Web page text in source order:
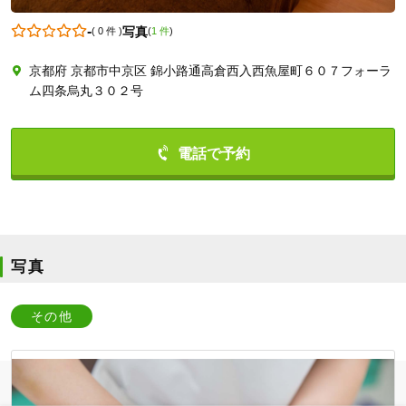
-( 0 件)写真(1 件)
京都府 京都市中京区 錦小路通高倉西入西魚屋町６０７フォーラ
ム四条烏丸３０２号
写真
その他
0752126317